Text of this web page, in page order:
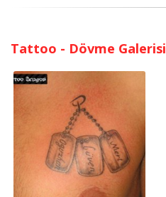
Tattoo - Dövme Galerisi